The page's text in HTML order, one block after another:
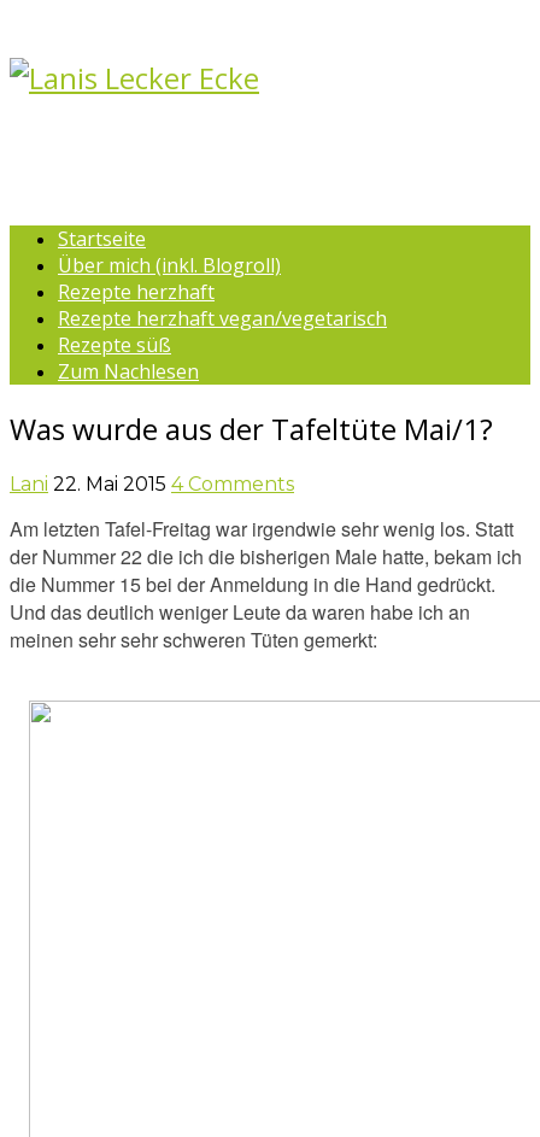
Startseite
Über mich (inkl. Blogroll)
Rezepte herzhaft
Rezepte herzhaft vegan/vegetarisch
Rezepte süß
Zum Nachlesen
Was wurde aus der Tafeltüte Mai/1?
Lani 22. Mai 2015 4 Comments
Am letzten Tafel-Freitag war irgendwie sehr wenig los. Statt
der Nummer 22 die ich die bisherigen Male hatte, bekam ich
die Nummer 15 bei der Anmeldung in die Hand gedrückt.
Und das deutlich weniger Leute da waren habe ich an
meinen sehr sehr schweren Tüten gemerkt: